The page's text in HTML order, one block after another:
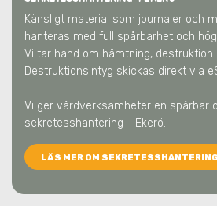
Känsligt material som journaler och
hanteras med full spårbarhet och
Vi tar hand om hämtning, destruktion
Destruktionsintyg skickas direkt via
Vi ger vårdverksamheter en spårbar
sekretesshantering i Ekerö.
LÄS MER OM SEKRETESSHANTERING